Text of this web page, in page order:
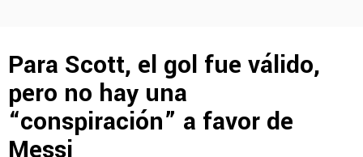
Para Scott, el gol fue válido,
pero no hay una
“conspiración” a favor de